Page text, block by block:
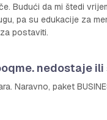
Budući da mi štedi
pa su edukacije za
postaviti.
nedostaje
Naravno, paket